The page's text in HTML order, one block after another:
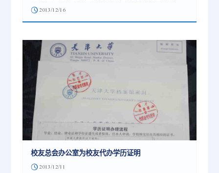
2013/12/16
校友总会办公室为校友代办学历证明
2013/12/11